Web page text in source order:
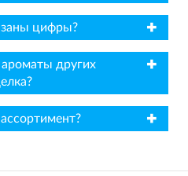
✖
цифры?
✖
других
✖